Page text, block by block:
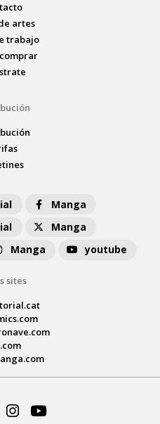
artes
trabajo
Manga
Manga
Manga youtube
sites
Twitter
Instagram
Youtube